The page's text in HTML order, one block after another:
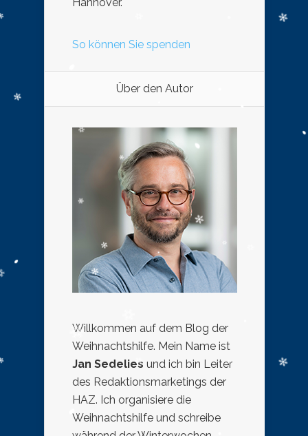
Hannover.
So können Sie spenden
Über den Autor
Willkommen auf dem Blog der
Weihnachtshilfe. Mein Name ist
Jan Sedelies und ich bin Leiter
des Redaktionsmarketings der
HAZ. Ich organisiere die
Weihnachtshilfe und schreibe